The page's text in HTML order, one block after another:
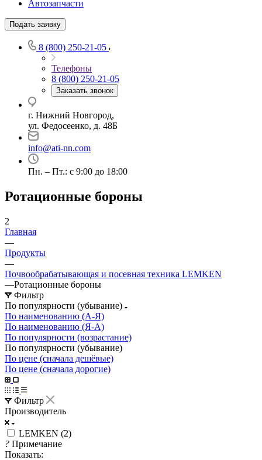
Автозапчасти
Подать заявку
8 (800) 250-21-05
Телефоны
8 (800) 250-21-05
Заказать звонок
г. Нижний Новгород,
ул. Федосеенко, д. 48Б
info@ati-nn.com
Пн. – Пт.: с 9:00 до 18:00
Ротационные бороны
2
Главная
—
Продукты
—
Почвообрабатывающая и посевная техника LEMKEN
—Ротационные бороны
Фильтр
По популярности (убывание)
По наименованию (А-Я)
По наименованию (Я-А)
По популярности (возрастание)
По популярности (убывание)
По цене (сначала дешёвые)
По цене (сначала дорогие)
Фильтр
Производитель
LEMKEN (2)
? Примечание
Показать: